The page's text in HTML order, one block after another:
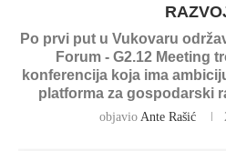
Po prvi put u Vukovaru
Forum - G2.12 Meeting
konferencija koja ima
platforma za gospodarski
objavio Ante Rašić